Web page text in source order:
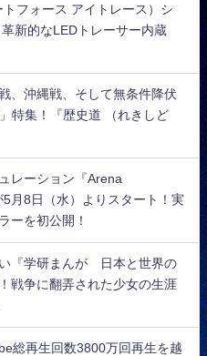
フォース アイトレース）シ
新的なLEDトレーサー内蔵
、沖縄戦、そして無条件降伏
特集！『歴史道 （れきしど
レーション『Arena
月8日（水）よりスタート！実
ーを初公開！
『学研まんが 日本と世界の
戦争に翻弄された少女の生涯
総再生回数3800万回再生を越